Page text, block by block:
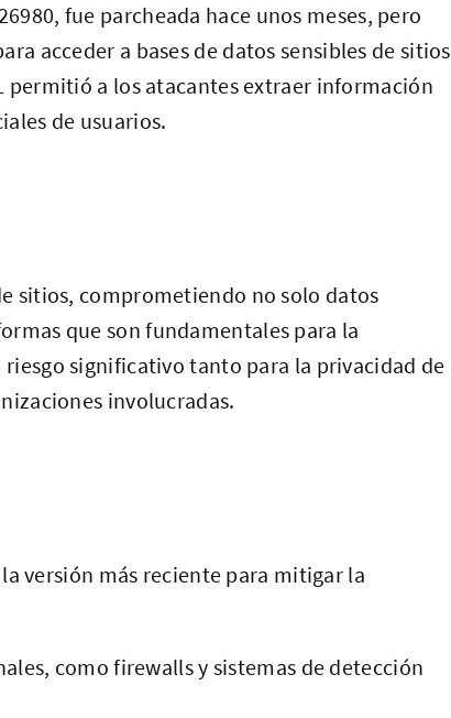
fue parcheada hace unos meses, pero
acceder a bases de datos sensibles de sitios
permitió a los atacantes extraer información
de usuarios.
sitios, comprometiendo no solo datos
que son fundamentales para la
significativo tanto para la privacidad de
involucradas.
versión más reciente para mitigar la
como firewalls y sistemas de detección